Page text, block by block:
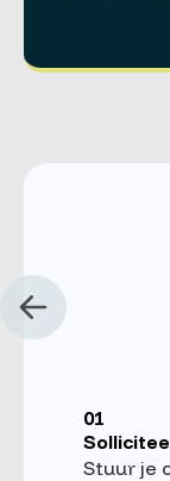
01
Stuur je